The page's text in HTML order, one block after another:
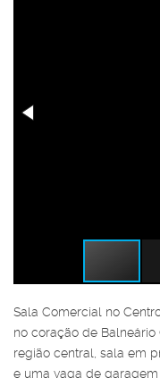
Sala Comercial no
no coração de Balneário
região central, sala em
e uma vaga de garagem